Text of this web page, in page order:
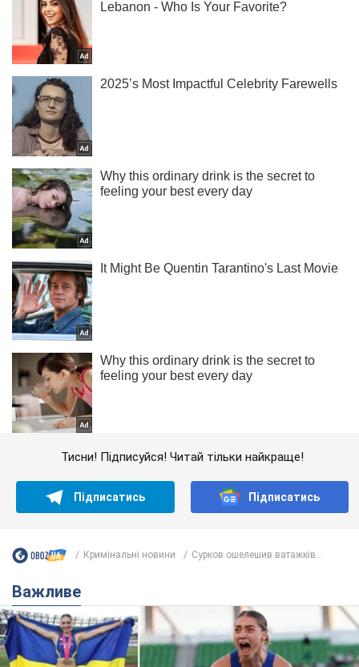
Тисни! Підписуйся! Читай тільки найкраще!
Підписатись Підписатись
Кримінальні новини Сурков ошелешив ватажків...
Важливе